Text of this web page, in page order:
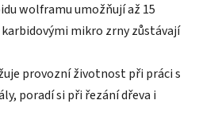
wolframu umožňují až 15
mikro zrny zůstávají
provozní životnost při práci s
poradí si při řezání dřeva i